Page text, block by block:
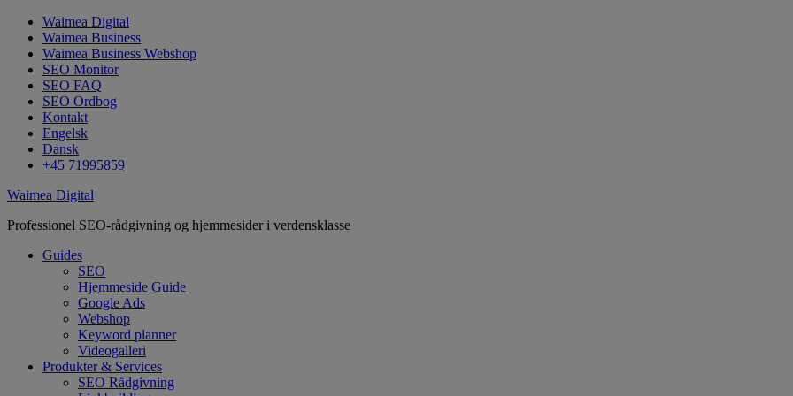
Waimea Digital
Waimea Business
Waimea Business Webshop
SEO Monitor
SEO FAQ
SEO Ordbog
Kontakt
Engelsk
Dansk
+45 71995859
Waimea Digital
Professionel SEO-rådgivning og hjemmesider i verdensklasse
Guides
SEO
Hjemmeside Guide
Google Ads
Webshop
Keyword planner
Videogalleri
Produkter & Services
SEO Rådgivning